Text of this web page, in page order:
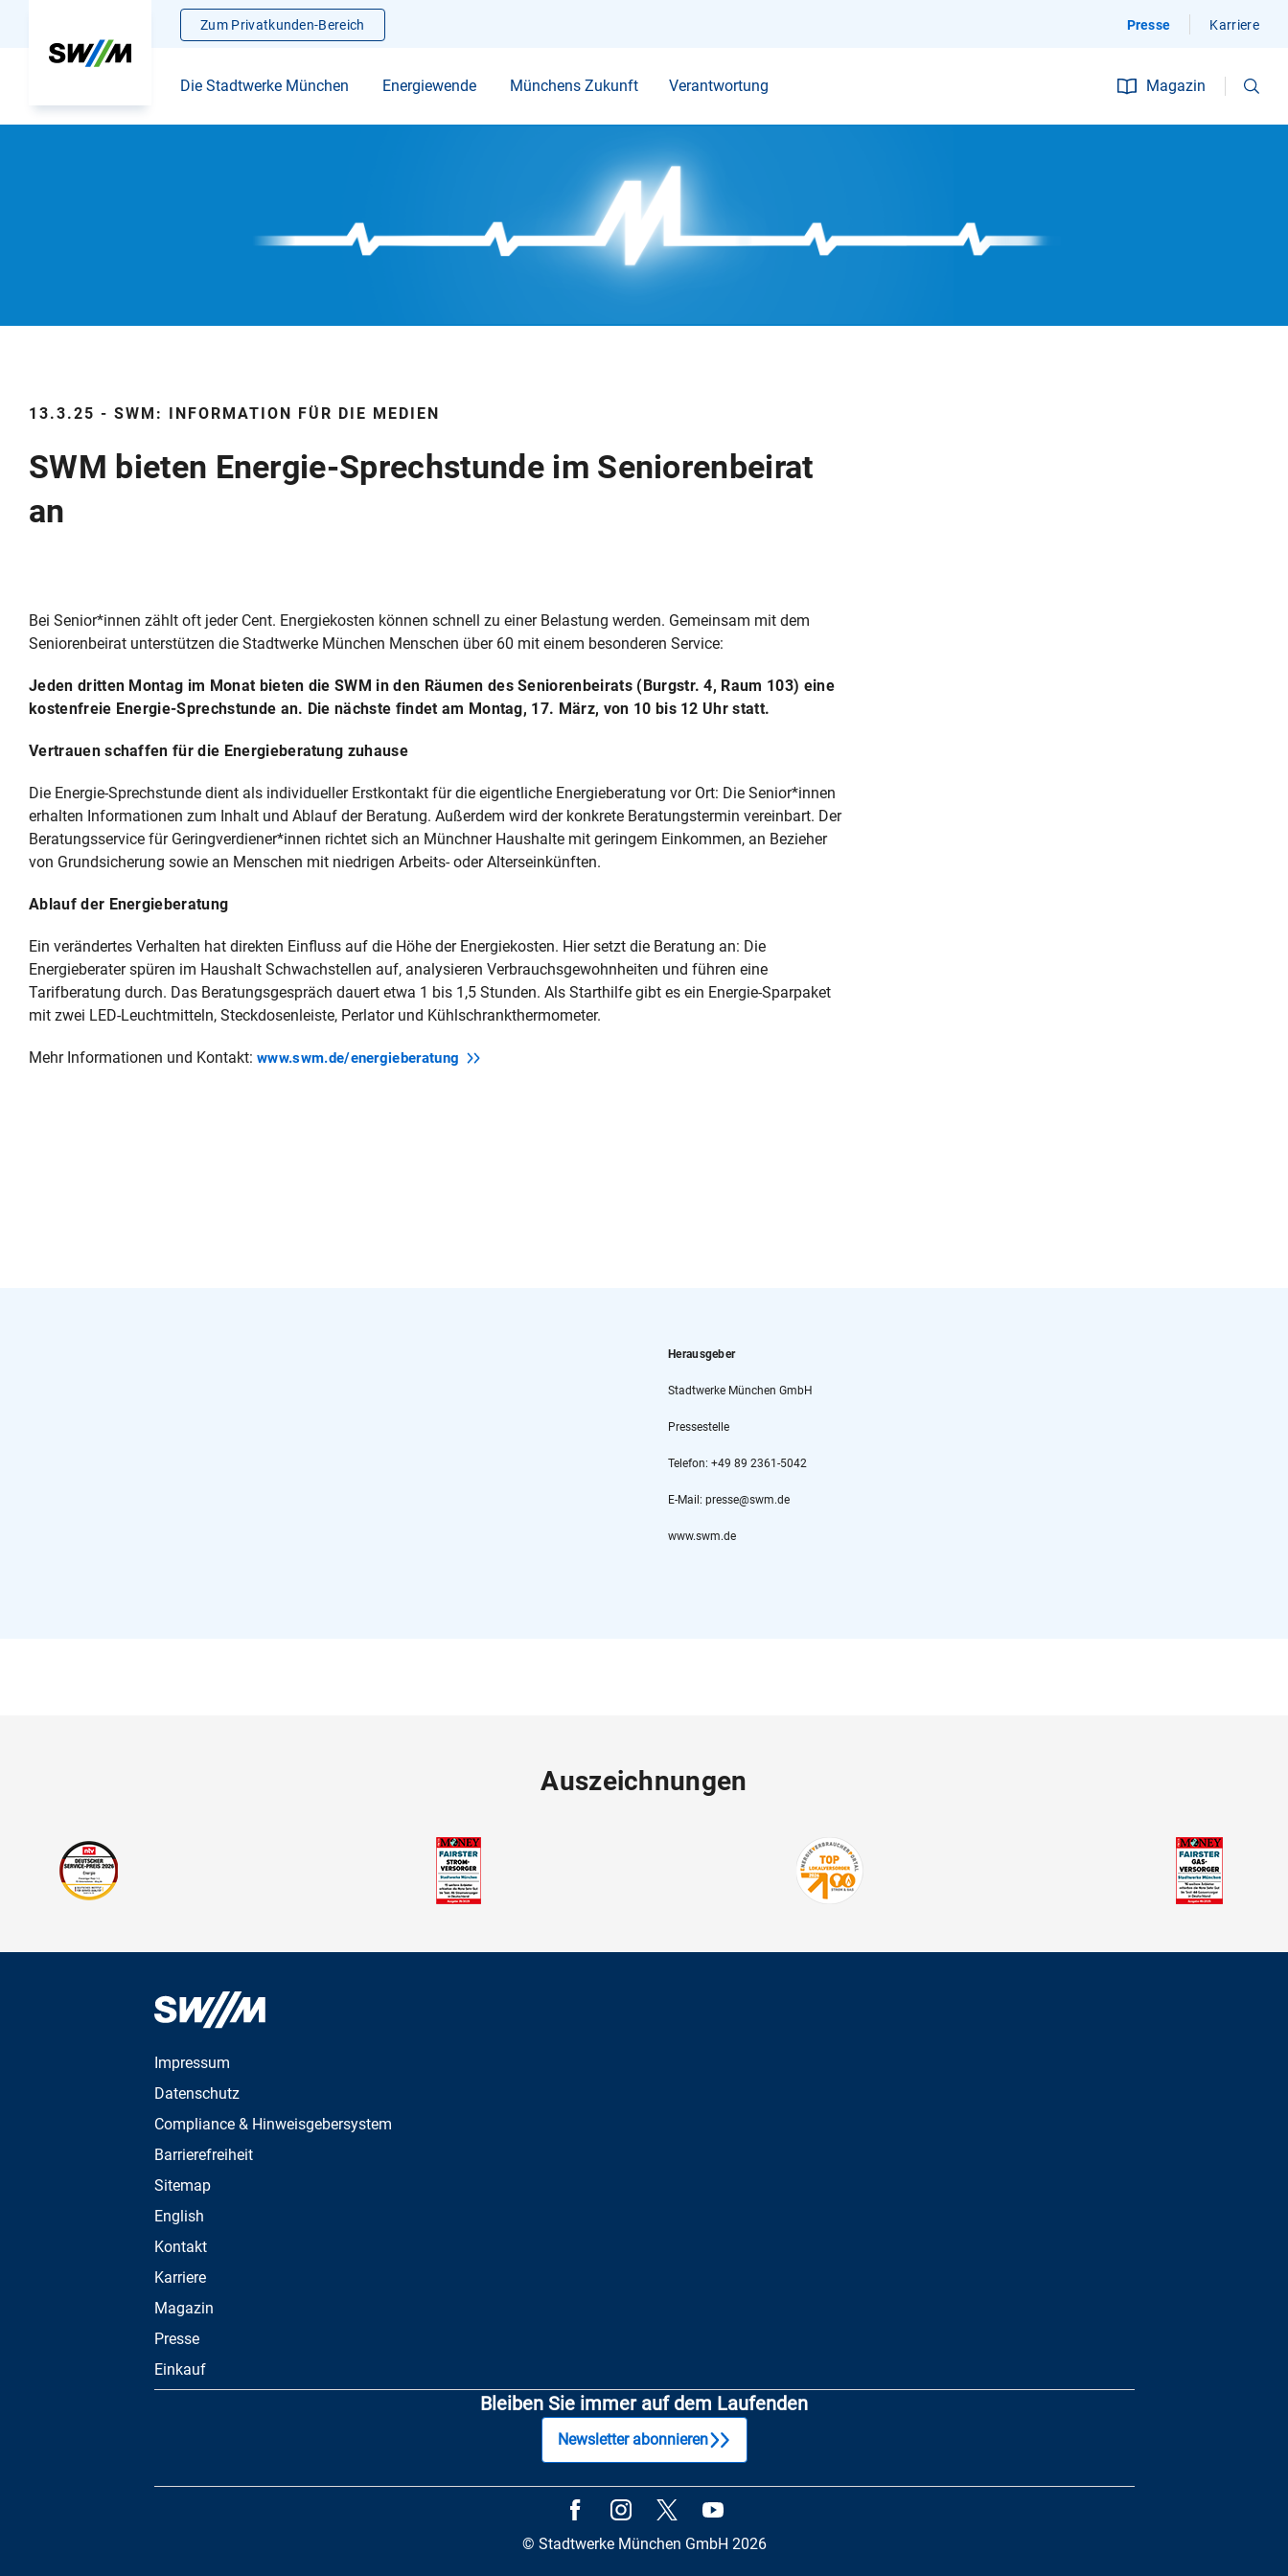
Zum Privatkunden-Bereich Presse Karriere
Die Stadtwerke München Energiewende Münchens Zukunft Verantwortung Magazin
13.3.25 - SWM: INFORMATION FÜR DIE MEDIEN
SWM bieten Energie-Sprechstunde im Seniorenbeirat
an
Bei Senior*innen zählt oft jeder Cent. Energiekosten können schnell zu einer Belastung werden. Gemeinsam mit dem
Seniorenbeirat unterstützen die Stadtwerke München Menschen über 60 mit einem besonderen Service:
Jeden dritten Montag im Monat bieten die SWM in den Räumen des Seniorenbeirats (Burgstr. 4, Raum 103) eine
kostenfreie Energie-Sprechstunde an. Die nächste findet am Montag, 17. März, von 10 bis 12 Uhr statt.
Vertrauen schaffen für die Energieberatung zuhause
Die Energie-Sprechstunde dient als individueller Erstkontakt für die eigentliche Energieberatung vor Ort: Die Senior*innen
erhalten Informationen zum Inhalt und Ablauf der Beratung. Außerdem wird der konkrete Beratungstermin vereinbart. Der
Beratungsservice für Geringverdiener*innen richtet sich an Münchner Haushalte mit geringem Einkommen, an Bezieher
von Grundsicherung sowie an Menschen mit niedrigen Arbeits- oder Alterseinkünften.
Ablauf der Energieberatung
Ein verändertes Verhalten hat direkten Einfluss auf die Höhe der Energiekosten. Hier setzt die Beratung an: Die
Energieberater spüren im Haushalt Schwachstellen auf, analysieren Verbrauchsgewohnheiten und führen eine
Tarifberatung durch. Das Beratungsgespräch dauert etwa 1 bis 1,5 Stunden. Als Starthilfe gibt es ein Energie-Spar­paket
mit zwei LED-Leuchtmitteln, Steckdosenleiste, Perlator und Kühlschrankthermometer.
Mehr Informationen und Kontakt: www.swm.de/energieberatung
Herausgeber
Stadtwerke München GmbH
Pressestelle
Telefon: +49 89 2361-5042
E-Mail: presse@swm.de
www.swm.de
Auszeichnungen
Impressum
Datenschutz
Compliance & Hinweisgebersystem
Barrierefreiheit
Sitemap
English
Kontakt
Karriere
Magazin
Presse
Einkauf